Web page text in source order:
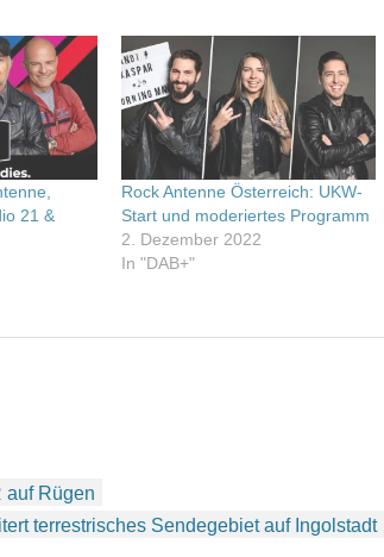
21 &
Rock Antenne Österreich: UKW-
Start und moderiertes Programm
2. Dezember 2022
In "DAB+"
auf Rügen
terrestrisches Sendegebiet auf Ingolstadt